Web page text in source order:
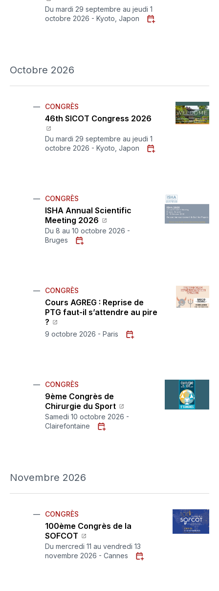
Du mardi 29 septembre au jeudi 1
octobre 2026 - Kyoto, Japon
Octobre 2026
CONGRÈS
46th SICOT Congress 2026
Du mardi 29 septembre au jeudi 1
octobre 2026 - Kyoto, Japon
CONGRÈS
ISHA Annual Scientific
Meeting 2026
Du 8 au 10 octobre 2026 -
Bruges
CONGRÈS
Cours AGREG : Reprise de
PTG faut-il s’attendre au pire
?
9 octobre 2026 - Paris
CONGRÈS
9ème Congrès de
Chirurgie du Sport
Samedi 10 octobre 2026 -
Clairefontaine
Novembre 2026
CONGRÈS
100ème Congrès de la
SOFCOT
Du mercredi 11 au vendredi 13
novembre 2026 - Cannes